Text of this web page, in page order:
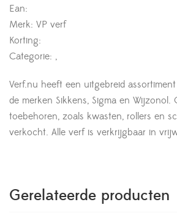
Ean:
Merk: VP verf
Korting:
Categorie: ,
Verf.nu heeft een uitgebreid
de merken Sikkens, Sigma en Wijzonol.
toebehoren, zoals kwasten, rollers en
verkocht. Alle verf is verkrijgbaar in
Gerelateerde producten